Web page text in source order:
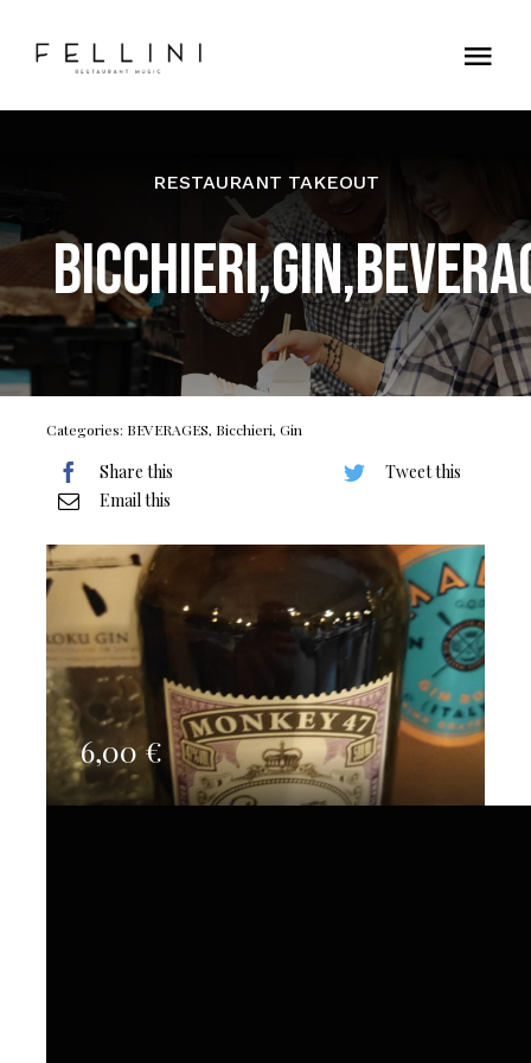
RESTAURANT TAKEOUT
Categories: BEVERAGES, Bicchieri, Gin
Share this
Tweet this
Email this
6,00€